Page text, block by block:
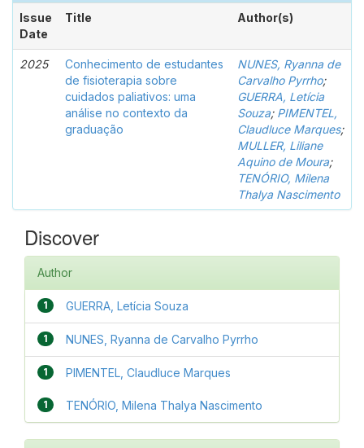
Issue
Date
Title Author(s)
2025
Conhecimento de estudantes
de fisioterapia sobre
cuidados paliativos: uma
análise no contexto da
graduação
NUNES, Ryanna de
Carvalho Pyrrho;
GUERRA, Letícia
Souza; PIMENTEL,
Claudluce Marques;
MULLER, Liliane
Aquino de Moura;
TENÓRIO, Milena
Thalya Nascimento
Discover
Author
1 GUERRA, Letícia Souza
1 NUNES, Ryanna de Carvalho Pyrrho
1 PIMENTEL, Claudluce Marques
1 TENÓRIO, Milena Thalya Nascimento